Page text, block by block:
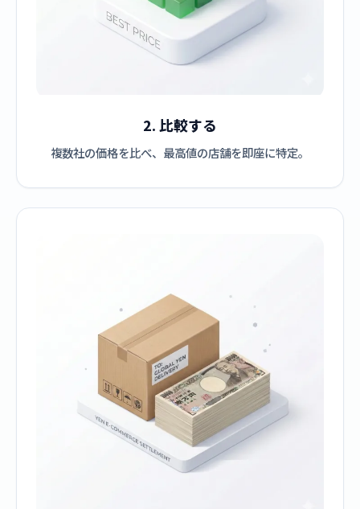
2. 比較する
複数社の価格を比べ、最高値の店舗を即座に特定。